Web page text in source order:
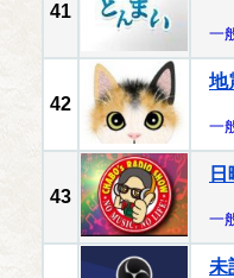
41
一
42
地
一
43
一
未